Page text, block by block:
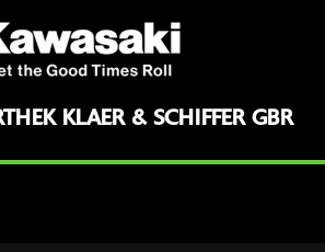
KLAER & SCHIFFER GBR